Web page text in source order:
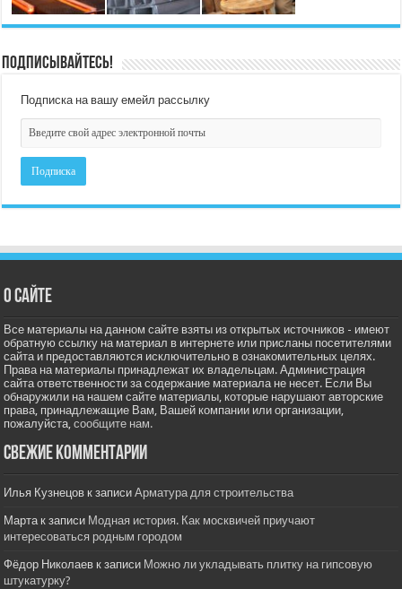
Подписывайтесь!
Подписка на вашу емейл рассылку
О сайте
Все материалы на данном сайте взяты из открытых источников - имеют
обратную ссылку на материал в интернете или присланы посетителями
сайта и предоставляются исключительно в ознакомительных целях.
Права на материалы принадлежат их владельцам. Администрация
сайта ответственности за содержание материала не несет. Если Вы
обнаружили на нашем сайте материалы, которые нарушают авторские
права, принадлежащие Вам, Вашей компании или организации,
пожалуйста,сообщите нам.
Свежие комментарии
Илья Кузнецов к записиАрматура для строительства
Мартак записи Модная история. Как москвичей приучают
интересоваться родным городом
Фёдор Николаев к записи Можно ли укладывать плитку на гипсовую
штукатурку?